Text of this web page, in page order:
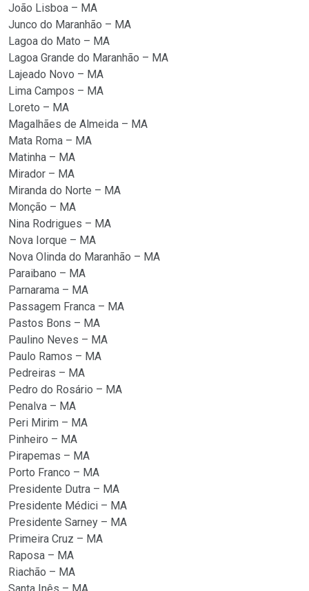
João Lisboa – MA
Junco do Maranhão – MA
Lagoa do Mato – MA
Lagoa Grande do Maranhão – MA
Lajeado Novo – MA
Lima Campos – MA
Loreto – MA
Magalhães de Almeida – MA
Mata Roma – MA
Matinha – MA
Mirador – MA
Miranda do Norte – MA
Monção – MA
Nina Rodrigues – MA
Nova Iorque – MA
Nova Olinda do Maranhão – MA
Paraibano – MA
Parnarama – MA
Passagem Franca – MA
Pastos Bons – MA
Paulino Neves – MA
Paulo Ramos – MA
Pedreiras – MA
Pedro do Rosário – MA
Penalva – MA
Peri Mirim – MA
Pinheiro – MA
Pirapemas – MA
Porto Franco – MA
Presidente Dutra – MA
Presidente Médici – MA
Presidente Sarney – MA
Primeira Cruz – MA
Raposa – MA
Riachão – MA